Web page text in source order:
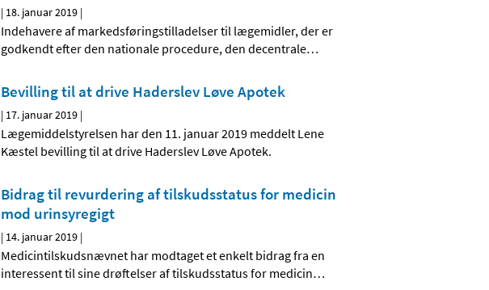
| 18. januar 2019 |
Indehavere af markedsføringstilladelser til lægemidler, der er
godkendt efter den nationale procedure, den decentrale…
Bevilling til at drive Haderslev Løve Apotek
| 17. januar 2019 |
Lægemiddelstyrelsen har den 11. januar 2019 meddelt Lene
Kæstel bevilling til at drive Haderslev Løve Apotek.
Bidrag til revurdering af tilskudsstatus for medicin
mod urinsyregigt
| 14. januar 2019 |
Medicintilskudsnævnet har modtaget et enkelt bidrag fra en
interessent til sine drøftelser af tilskudsstatus for medicin…